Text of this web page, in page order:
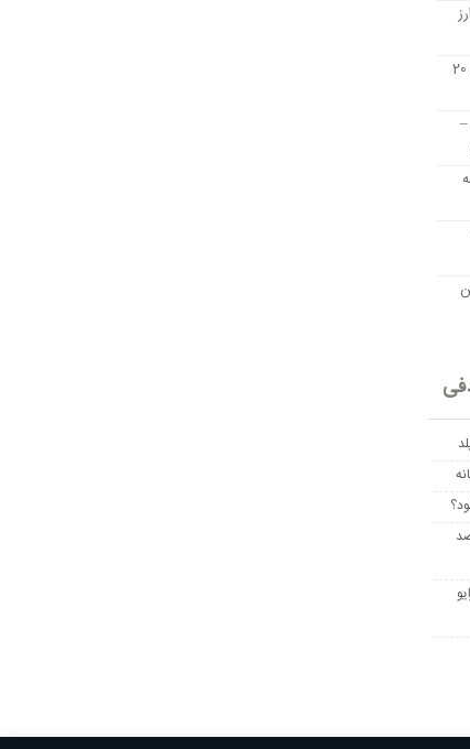
قیمت ارز دیجیتال بیت کوین امروز 20
بهمن
را تا ۵۰ درصد